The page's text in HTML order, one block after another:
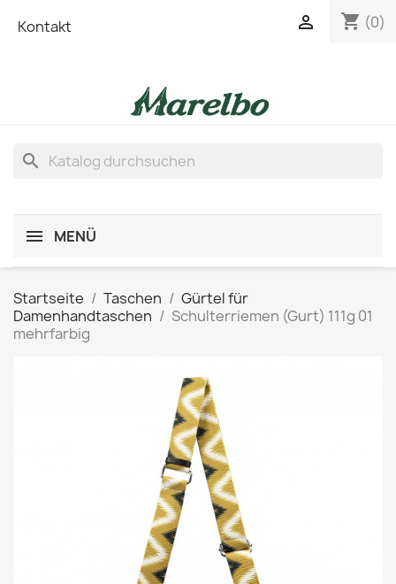
Kontakt shopping_cart (0)

search
MENÜ
Startseite Taschen
Gürtel für
Damenhandtaschen
Schulterriemen (Gurt) 111g 01
mehrfarbig